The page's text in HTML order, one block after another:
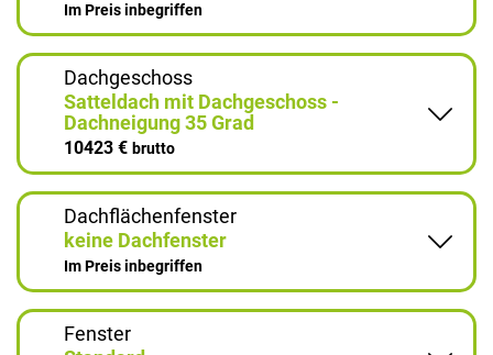
Im Preis inbegriffen
Dachgeschoss
Satteldach mit Dachgeschoss -
Dachneigung 35 Grad
10423 € brutto
Dachflächenfenster
keine Dachfenster
Im Preis inbegriffen
Fenster